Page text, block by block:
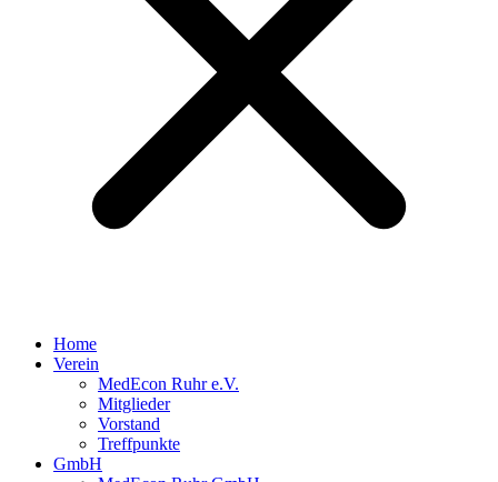
Home
Verein
MedEcon Ruhr e.V.
Mitglieder
Vorstand
Treffpunkte
GmbH